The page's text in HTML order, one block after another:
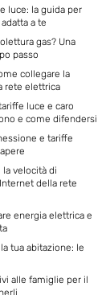
luce: la guida per
a te
gas? Una
passo
collegare la
rete elettrica
luce e caro
e come difendersi
e tariffe
velocità di
della rete
energia elettrica e
tua abitazione: le
alle famiglie per il